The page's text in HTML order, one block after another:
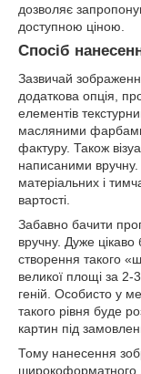
дозволяє
доступною ціною.
Спосіб
Зазвичай
додаткова опція,
елементів
масляними
фактуру. Також
написаними
матеріальних і
вартості.
Забавно бачити
вручну. Дуже
створення такого
великої площі за 2-
геній. Особисто у
такого рівня буде
картин під
Тому нанесення
широкоформатного